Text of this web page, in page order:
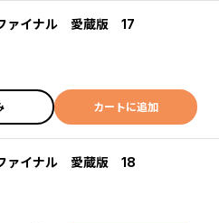
ァイナル 愛蔵版 17
カートに追加
ァイナル 愛蔵版 18